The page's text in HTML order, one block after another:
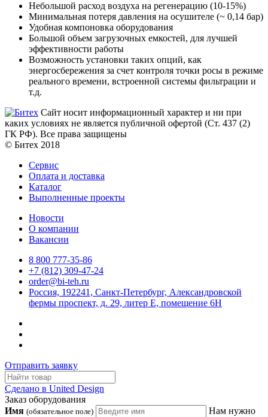
Небольшой расход воздуха на регенерацию (10-15%)
Минимальная потеря давления на осушителе (~ 0,14 бар)
Удобная компоновка оборудования
Большой объем загрузочных емкостей, для лучшей
эффективности работы
Возможность установки таких опций, как
энергосбережения за счет контроля точки росы в режиме
реального времени, встроенной системы фильтрации и
т.д.
Сайт носит информационный характер и ни при
каких условиях не является публичной офертой (Ст. 437 (2)
ГК РФ). Все права защищены
© Битех 2018
Сервис
Оплата и доставка
Каталог
Выполненные проекты
Новости
О компании
Вакансии
8 800 777-35-86
+7 (812) 309-47-24
order@bi-teh.ru
Россия, 192241, Санкт-Петербург, Александровской
фермы проспект, д. 29, литер Е, помещение 6Н
Отправить заявку
Сделано в United Design
Заказ оборудования
Имя (обязательное поле)
Нам нужно